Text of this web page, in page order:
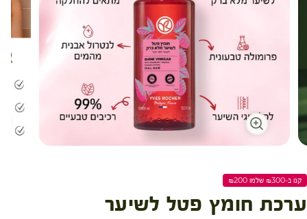
קנו ב-₪300 שלמו ₪200
ערכת חומץ פטל לשיער